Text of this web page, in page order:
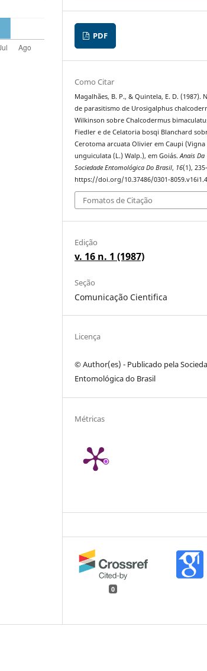
PDF
Como Citar
Magalhães, B. P., & Quintela, E. D. (1987).
de parasitismo de Urosigalphus
Wilkinson sobre Chalcodermus
Fiedler e de Celatoria bosqi Blanchard
Cerotoma arcuata Olivier em Caupi (Vigna
unguiculata (L.) Walp.), em Goiás.Anais Da
Sociedade Entomológica Do Brasil, 16(1),
https://doi.org/10.37486/0301-
Fomatos de Citação
Edição
v. 16 n. 1 (1987)
Seção
Comunicação Cientifica
Licença
© Author(es) - Publicado pela
Entomológica do Brasil
Métricas
0